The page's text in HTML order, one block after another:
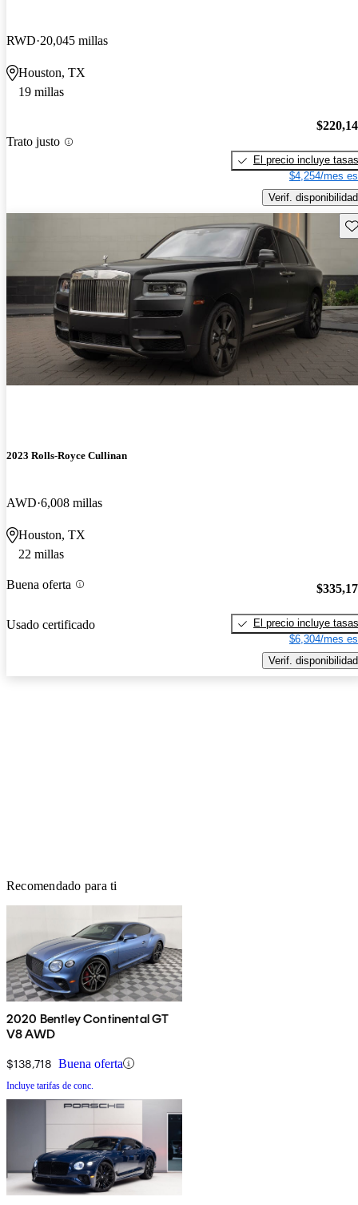
RWD 20,045 millas
Houston, TX
19 millas
Trato justo
El precio incluye tasas
$4,254/mes
Verif. disponibilidad
2023 Rolls-Royce Cullinan
AWD 6,008 millas
Houston, TX
22 millas
Buena oferta
Usado certificado
El precio incluye tasas
$6,304/mes
Verif. disponibilidad
Recomendado para ti
2020 Bentley Continental GT
V8 AWD
$138,718 Buena oferta
Incluye tarifas de conc.